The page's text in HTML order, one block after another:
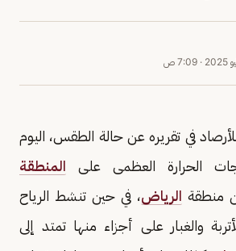
· 7:09 ص
في تقريره عن حالة الطقس، اليوم
درجات الحرارة العظمى على المنطقة
منطقة الرياض، في حين تنشط الرياح
والغبار على أجزاء منها تمتد إلى